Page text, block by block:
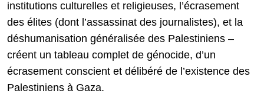
institutions culturelles et religieuses, l’écrasement
des élites (dont l’assassinat des journalistes), et la
déshumanisation généralisée des Palestiniens –
créent un tableau complet de génocide, d’un
écrasement conscient et délibéré de l’existence des
Palestiniens à Gaza.